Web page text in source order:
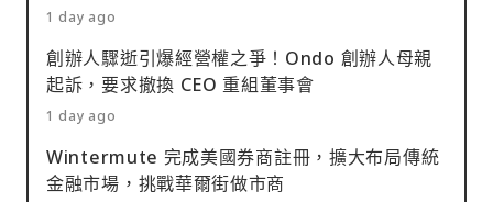
1 day ago
創辦人驟逝引爆經營權之爭！Ondo 創辦人母親
起訴，要求撤換 CEO 重組董事會
1 day ago
Wintermute 完成美國券商註冊，擴大布局傳統
金融市場，挑戰華爾街做市商